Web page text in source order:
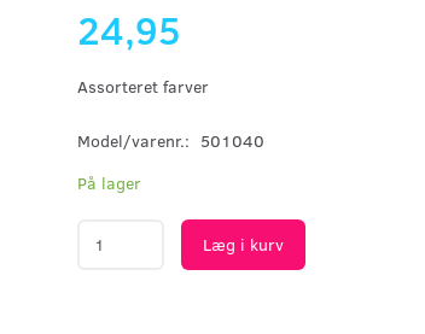
24,95
Assorteret farver
Model/varenr.: 501040
På lager
Læg i kurv